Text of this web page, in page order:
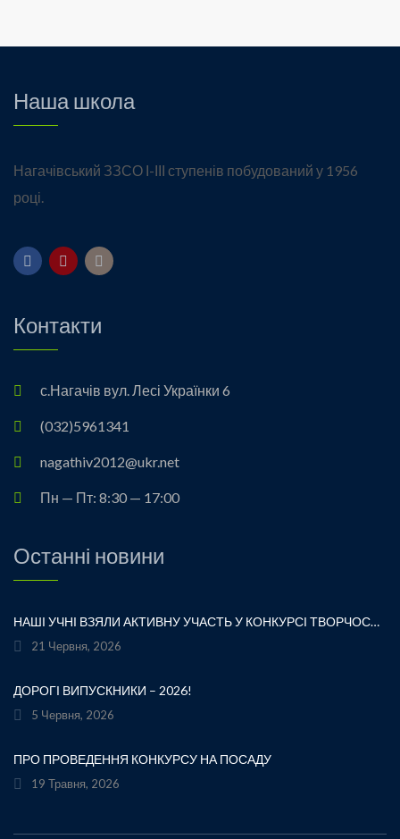
Наша школа
Нагачівський ЗЗСО І-ІІІ ступенів побудований у 1956
році.
Контакти
с.Нагачів вул. Лесі Українки 6
(032)5961341
nagathiv2012@ukr.net
Пн — Пт: 8:30 — 17:00
Останні новини
НАШІ УЧНІ ВЗЯЛИ АКТИВНУ УЧАСТЬ У КОНКУРСІ ТВОРЧОСТІ ЛЕСІ УКРАЇНКИ «ХТО ЛЮБИТЬ УКРАЇНСЬКЕ СЛОВО» ТА БУЛИ ВІДЗНАЧЕНІ ПОДЯКАМИ ЗА СВОЮ СТАРАННІСТЬ, ТВОРЧІСТЬ І ЛЮБОВ ДО РІДНОГО СЛОВА.УРОЧИСТЕ ВРУЧЕННЯ НАГОРОД ВІДБУЛОСЯ ПІД ЧАС ФЕСТИВАЛЮ «УКРАЇНКА FEST» НА МАЛЬОВНИЧОМУ БЕРЕЗІ ЯВОРІВСЬКОГО МОРЯ. ЦЕ БУЛА ЧУДОВА НАГОДА ЩЕ РАЗ ДОТОРКНУТИСЯ ДО ТВОРЧОЇ СПАДЩИНИ ВЕЛИКОЇ УКРАЇНСЬКОЇ ПОЕТЕСИ, ВІДЧУТИ СИЛУ УКРАЇНСЬКОГО СЛОВА ТА ГОРДІСТЬ ЗА НАШИХ ТАЛАНОВИТИХ ДІТЕЙ.ВІТАЄМО УЧАСНИКІВ І БАЖАЄМО ЇМ НОВИХ ТВОРЧИХ ЗВЕРШЕНЬ!«НІ! Я ЖИВА! Я БУДУ ВІЧНО ЖИТИ! Я В СЕРЦІ МАЮ ТЕ, ЩО НЕ ВМИРАЄ». — ЛЕСЯ УКРАЇНКА
21 Червня, 2026
ДОРОГІ ВИПУСКНИКИ – 2026!
5 Червня, 2026
ПРО ПРОВЕДЕННЯ КОНКУРСУ НА ПОСАДУ
19 Травня, 2026